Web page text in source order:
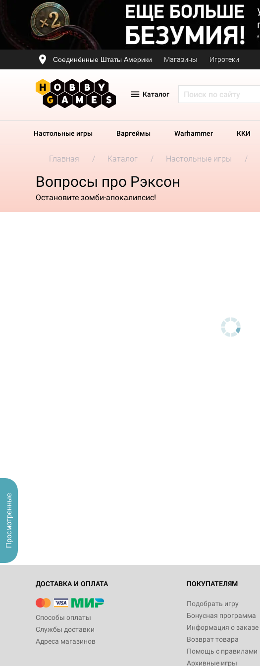
Соединённые Штаты Америки Магазины Игротеки
Каталог
Настольные игры Варгеймы Warhammer ККИ
Главная Каталог Настольные игры
Вопросы про Рэксон
Остановите зомби-апокалипсис!
ДОСТАВКА И ОПЛАТА
Способы оплаты
Службы доставки
Адреса магазинов
ПОКУПАТЕЛЯМ
Подобрать игру
Бонусная программа
Информация о заказе
Возврат товара
Помощь с правилами
Архивные игры
Просмотренные